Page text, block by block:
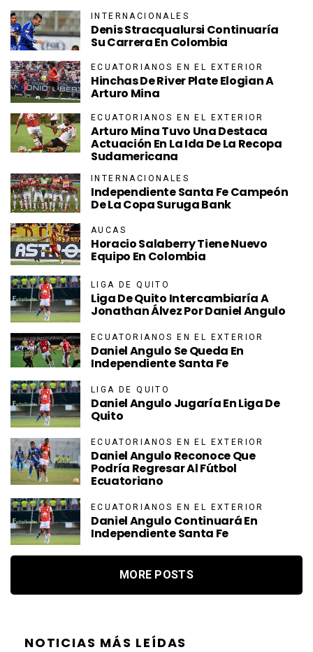
INTERNACIONALES
Denis Stracqualursi Continuaría
Su Carrera En Colombia
ECUATORIANOS EN EL EXTERIOR
Hinchas De River Plate Elogian A
Arturo Mina
ECUATORIANOS EN EL EXTERIOR
Arturo Mina Tuvo Una Destaca
Actuación En La Ida De La Recopa
Sudamericana
INTERNACIONALES
Independiente Santa Fe Campeón
De La Copa Suruga Bank
AUCAS
Horacio Salaberry Tiene Nuevo
Equipo En Colombia
LIGA DE QUITO
Liga De Quito Intercambiaría A
Jonathan Álvez Por Daniel Angulo
ECUATORIANOS EN EL EXTERIOR
Daniel Angulo Se Queda En
Independiente Santa Fe
LIGA DE QUITO
Daniel Angulo Jugaría En Liga De
Quito
ECUATORIANOS EN EL EXTERIOR
Daniel Angulo Reconoce Que
Podría Regresar Al Fútbol
Ecuatoriano
ECUATORIANOS EN EL EXTERIOR
Daniel Angulo Continuará En
Independiente Santa Fe
MORE POSTS
NOTICIAS MÁS LEÍDAS